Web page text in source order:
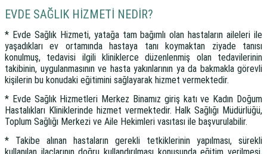
EVDE SAĞLIK HİZMETİ NEDİR?
* Evde Sağlık Hizmeti, yatağa tam bağımlı olan hastaların aileleri ile
yaşadıkları ev ortamında hastaya tanı koymaktan ziyade tanısı
konulmuş, tedavisi ilgili kliniklerce düzenlenmiş olan tedavilerinin
takibinin, uygulanmasının ve hasta yakınlarının ya da bakmakla görevli
kişilerin bu konudaki eğitimini sağlayarak hizmet vermektedir.
* Evde Sağlık Hizmetleri Merkez Binamız giriş katı ve Kadın Doğum
Hastalıkları Kliniklerinde hizmet vermektedir. Halk Sağlığı Müdürlüğü,
Toplum Sağlığı Merkezi ve Aile Hekimleri vasıtası ile başvurulabilir.
* Takibe alınan hastaların gerekli tetkiklerinin yapılması, sürekli